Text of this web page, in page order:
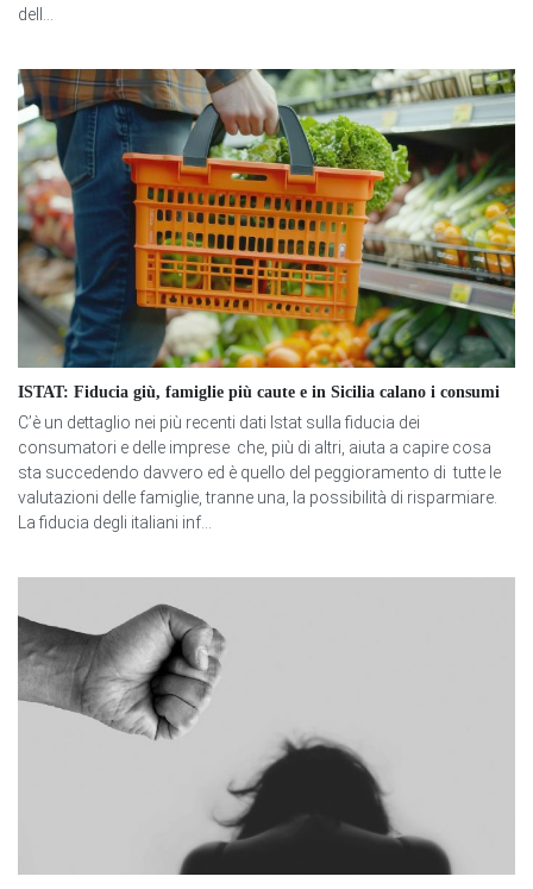
dell...
ISTAT: Fiducia giù, famiglie più caute e in Sicilia calano i consumi
C’è un dettaglio nei più recenti dati Istat sulla fiducia dei
consumatori e delle imprese che, più di altri, aiuta a capire cosa
sta succedendo davvero ed è quello del peggioramento di tutte le
valutazioni delle famiglie, tranne una, la possibilità di risparmiare.
La fiducia degli italiani inf...